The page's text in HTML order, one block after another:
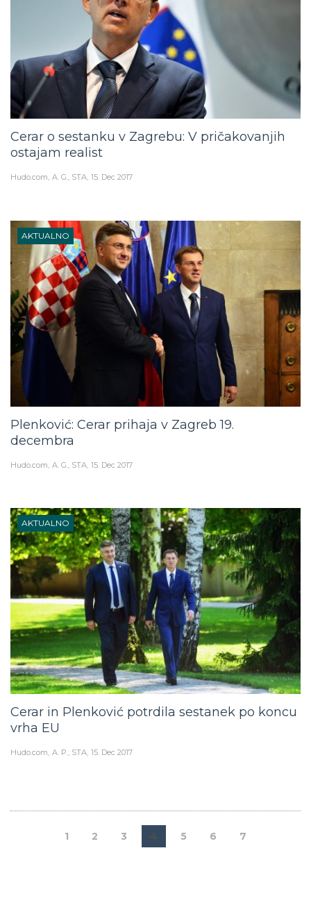
Cerar o sestanku v Zagrebu: V pričakovanjih
ostajam realist
Hudo.com A. G., STA 15. Dec 2017
AKTUALNO
Plenković: Cerar prihaja v Zagreb 19.
decembra
Hudo.com A. G., STA 15. Dec 2017
AKTUALNO
Cerar in Plenković potrdila sestanek po koncu
vrha EU
Hudo.com A. P., STA 15. Dec 2017
1 2 3 4 5 6 7